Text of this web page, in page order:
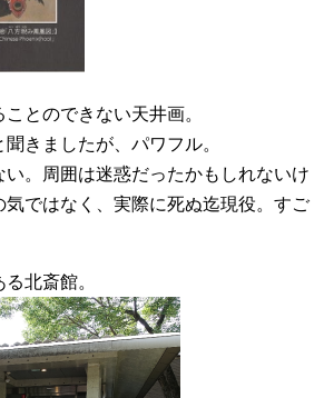
とのできない天井画。
きましたが、パワフル。
い。周囲は迷惑だったかもしれないけ
気ではなく、実際に死ぬ迄現役。すご
北斎館。